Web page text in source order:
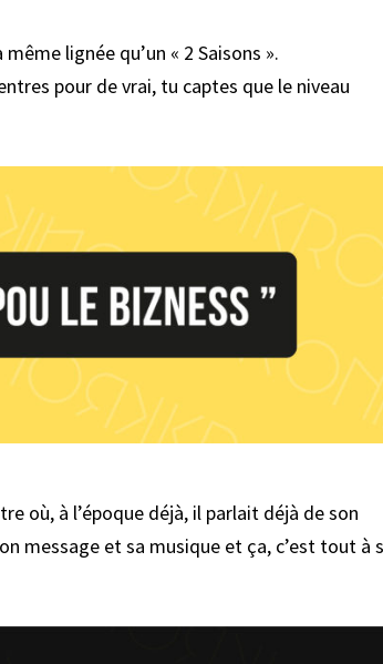
lignée qu’un « 2 Saisons ».
pour de vrai, tu captes que le niveau
où, à l’époque déjà, il parlait déjà de son
message et sa musique et ça, c’est tout à